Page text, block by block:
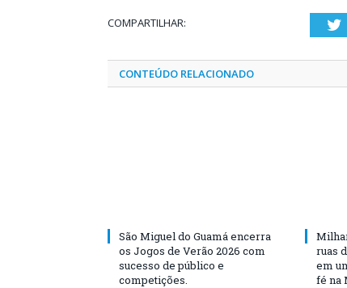
COMPARTILHAR:
CONTEÚDO RELACIONADO
São Miguel do Guamá encerra
os Jogos de Verão 2026 com
sucesso de público e
competições.
ruas
em
fé na